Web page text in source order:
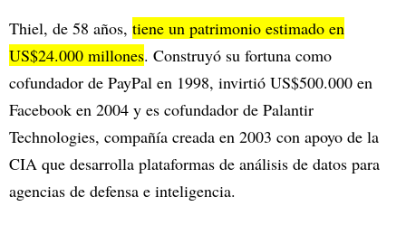
Thiel, de 58 años, tiene un patrimonio estimado en
US$24.000 millones. Construyó su fortuna como
cofundador de PayPal en 1998, invirtió US$500.000 en
Facebook en 2004 y es cofundador de Palantir
Technologies, compañía creada en 2003 con apoyo de la
CIA que desarrolla plataformas de análisis de datos para
agencias de defensa e inteligencia.